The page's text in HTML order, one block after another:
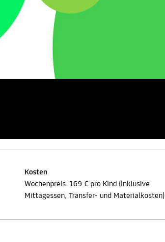
Kosten
Wochenpreis: 169 € pro Kind (inklusive
Mittagessen, Transfer- und Materialkosten)